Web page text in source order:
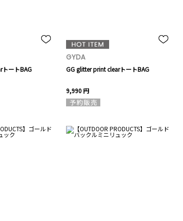
ートBAG
GYDA
GG glitter print clearトートBAG
9,990 円